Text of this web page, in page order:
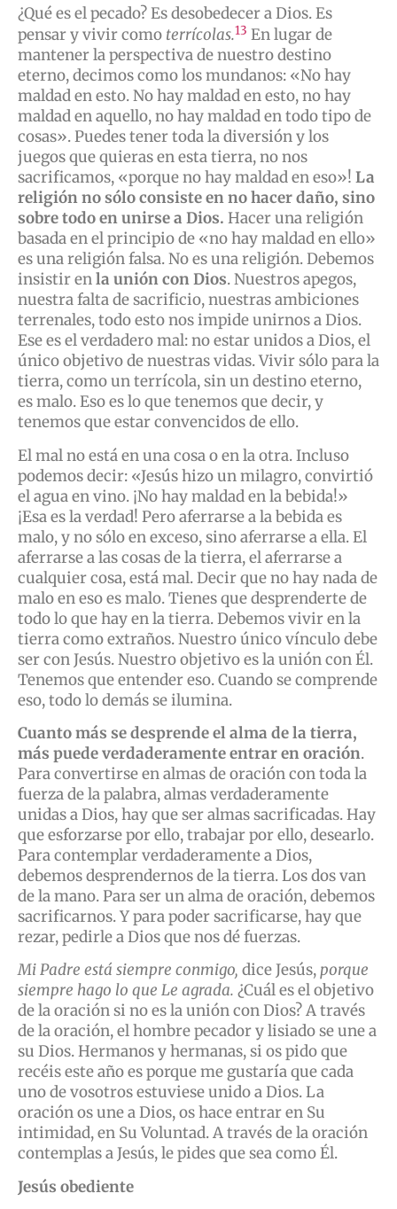
¿Qué es el pecado? Es desobedecer a Dios. Es
pensar y vivir como terrícolas.13 En lugar de
mantener la perspectiva de nuestro destino
eterno, decimos como los mundanos: «No hay
maldad en esto. No hay maldad en esto, no hay
maldad en aquello, no hay maldad en todo tipo de
cosas». Puedes tener toda la diversión y los
juegos que quieras en esta tierra, no nos
sacrificamos, «porque no hay maldad en eso»! La
religión no sólo consiste en no hacer daño, sino
sobre todo en unirse a Dios. Hacer una religión
basada en el principio de «no hay maldad en ello»
es una religión falsa. No es una religión. Debemos
insistir enla unión con Dios. Nuestros apegos,
nuestra falta de sacrificio, nuestras ambiciones
terrenales, todo esto nos impide unirnos a Dios.
Ese es el verdadero mal: no estar unidos a Dios, el
único objetivo de nuestras vidas. Vivir sólo para la
tierra, como un terrícola, sin un destino eterno,
es malo. Eso es lo que tenemos que decir, y
tenemos que estar convencidos de ello.
El mal no está en una cosa o en la otra. Incluso
podemos decir: «Jesús hizo un milagro, convirtió
el agua en vino. ¡No hay maldad en la bebida!»
¡Esa es la verdad! Pero aferrarse a la bebida es
malo, y no sólo en exceso, sino aferrarse a ella. El
aferrarse a las cosas de la tierra, el aferrarse a
cualquier cosa, está mal. Decir que no hay nada de
malo en eso es malo. Tienes que desprenderte de
todo lo que hay en la tierra. Debemos vivir en la
tierra como extraños. Nuestro único vínculo debe
ser con Jesús. Nuestro objetivo es la unión con Él.
Tenemos que entender eso. Cuando se comprende
eso, todo lo demás se ilumina.
Cuanto más se desprende el alma de la tierra,
más puede verdaderamente entrar en oración.
Para convertirse en almas de oración con toda la
fuerza de la palabra, almas verdaderamente
unidas a Dios, hay que ser almas sacrificadas. Hay
que esforzarse por ello, trabajar por ello, desearlo.
Para contemplar verdaderamente a Dios,
debemos desprendernos de la tierra. Los dos van
de la mano. Para ser un alma de oración, debemos
sacrificarnos. Y para poder sacrificarse, hay que
rezar, pedirle a Dios que nos dé fuerzas.
Mi Padre está siempre conmigo, dice Jesús,porque
siempre hago lo que Le agrada. ¿Cuál es el objetivo
de la oración si no es la unión con Dios? A través
de la oración, el hombre pecador y lisiado se une a
su Dios. Hermanos y hermanas, si os pido que
recéis este año es porque me gustaría que cada
uno de vosotros estuviese unido a Dios. La
oración os une a Dios, os hace entrar en Su
intimidad, en Su Voluntad. A través de la oración
contemplas a Jesús, le pides que sea como Él.
Jesús obediente